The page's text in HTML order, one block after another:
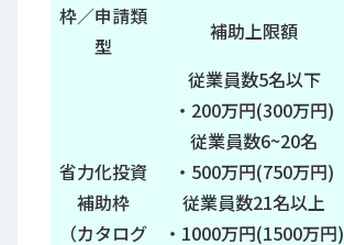
枠／申請類
型
補助上限額
省力化投資
補助枠
（カタログ
従業員数5名以下
・200万円(300万円)
従業員数6~20名
・500万円(750万円)
従業員数21名以上
・1000万円(1500万円)